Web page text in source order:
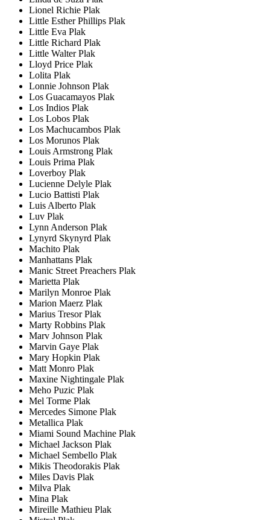
Lionel Richie Plak
Little Esther Phillips Plak
Little Eva Plak
Little Richard Plak
Little Walter Plak
Lloyd Price Plak
Lolita Plak
Lonnie Johnson Plak
Los Guacamayos Plak
Los Indios Plak
Los Lobos Plak
Los Machucambos Plak
Los Morunos Plak
Louis Armstrong Plak
Louis Prima Plak
Loverboy Plak
Lucienne Delyle Plak
Lucio Battisti Plak
Luis Alberto Plak
Luv Plak
Lynn Anderson Plak
Lynyrd Skynyrd Plak
Machito Plak
Manhattans Plak
Manic Street Preachers Plak
Marietta Plak
Marilyn Monroe Plak
Marion Maerz Plak
Marius Tresor Plak
Marty Robbins Plak
Marv Johnson Plak
Marvin Gaye Plak
Mary Hopkin Plak
Matt Monro Plak
Maxine Nightingale Plak
Meho Puzic Plak
Mel Torme Plak
Mercedes Simone Plak
Metallica Plak
Miami Sound Machine Plak
Michael Jackson Plak
Michael Sembello Plak
Mikis Theodorakis Plak
Miles Davis Plak
Milva Plak
Mina Plak
Mireille Mathieu Plak